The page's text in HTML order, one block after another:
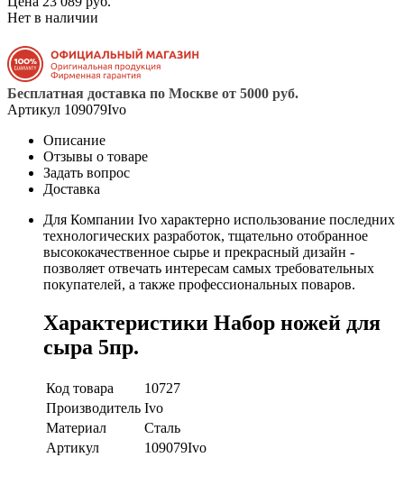
Нет в наличии
Бесплатная доставка по Москве от 5000 руб.
Артикул 109079Ivo
Описание
Отзывы о товаре
Задать вопрос
Доставка
Для Компании Ivo характерно использование последних
технологических разработок, тщательно отобранное
высококачественное сырье и прекрасный дизайн -
позволяет отвечать интересам самых требовательных
покупателей, а также профессиональных поваров.
Характеристики Набор ножей для
сыра 5пр.
Код товара
10727
Производитель Ivo
Материал
Сталь
Артикул
109079Ivo